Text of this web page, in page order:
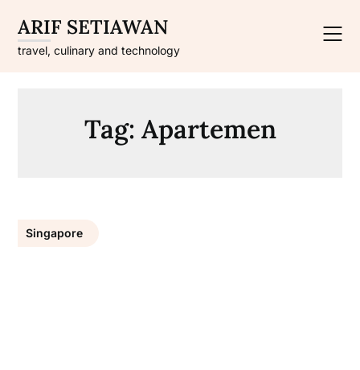
content
ARIF SETIAWAN
travel, culinary and technology
Tag: Apartemen
Singapore